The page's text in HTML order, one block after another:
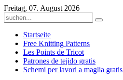
Freitag, 07. August 2026
Startseite
Free Knitting Patterns
Les Points de Tricot
Patrones de tejido gratis
Schemi per lavori a maglia gratis